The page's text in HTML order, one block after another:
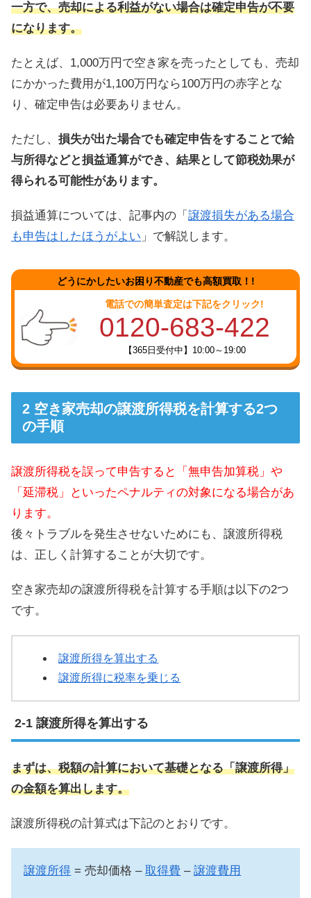
一方で、売却による利益がない場合は確定申告が不要
になります。
たとえば、1,000万円で空き家を売ったとしても、売却
にかかった費用が1,100万円なら100万円の赤字とな
り、確定申告は必要ありません。
ただし、 損失が出た場合でも確定申告をすることで給
与所得などと損益通算ができ、結果として節税効果が
得られる可能性があります。
損益通算については、記事内の「 譲渡損失がある場合
も申告はしたほうがよい 」で解説します。
どうにかしたいお困り不動産でも高額買取！!
電話での簡単査定は下記をクリック!
0120-683-422
【365日受付中】10:00～19:00
空き家売却の譲渡所得税を計算する2つ
の手順
譲渡所得税を誤って申告すると「無申告加算税」や
「延滞税」といったペナルティの対象になる場合があ
ります。
後々トラブルを発生させないためにも、譲渡所得税
は、正しく計算することが大切です。
空き家売却の譲渡所得税を計算する手順は以下の2つ
です。
譲渡所得を算出する
譲渡所得に税率を乗じる
譲渡所得を算出する
まずは、税額の計算において基礎となる「譲渡所得」
の金額を算出します。
譲渡所得税の計算式は下記のとおりです。
譲渡所得 = 売却価格 –取得費 –譲渡費用